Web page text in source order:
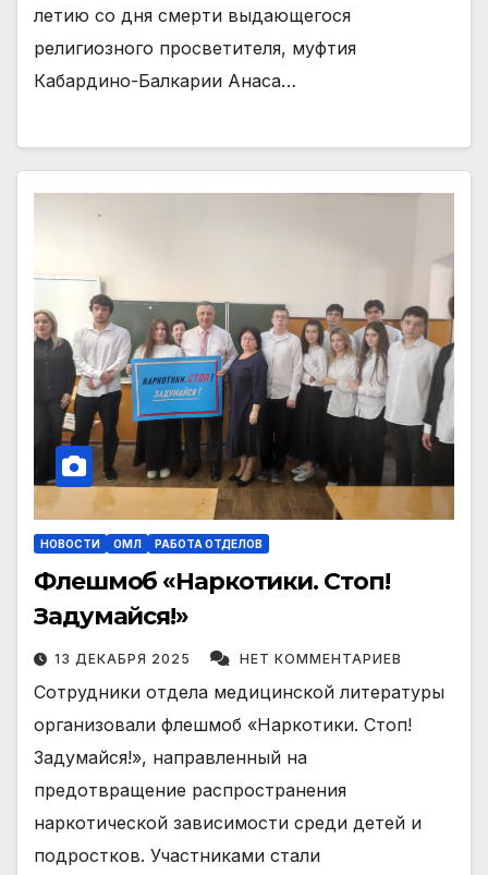
летию со дня смерти выдающегося
религиозного просветителя, муфтия
Кабардино-Балкарии Анаса…
НОВОСТИ ОМЛ РАБОТА ОТДЕЛОВ
Флешмоб «Наркотики. Стоп!
Задумайся!»
13 ДЕКАБРЯ 2025 НЕТ КОММЕНТАРИЕВ
Сотрудники отдела медицинской литературы
организовали флешмоб «Наркотики. Стоп!
Задумайся!», направленный на
предотвращение распространения
наркотической зависимости среди детей и
подростков. Участниками стали